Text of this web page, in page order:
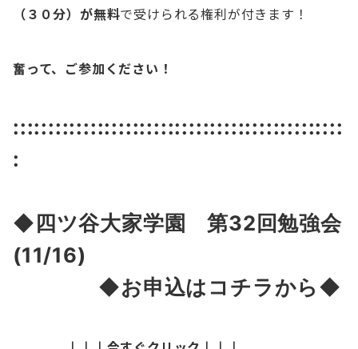
（３０分）が無料で受けられる権利が付きます！
奮って、ご参加ください！
:::::::::::::::::::::::::::::::::::::::::::::::
:
◆四ツ谷大家学園 第32 回勉強会
(11/16)
◆お申込はコチラから◆